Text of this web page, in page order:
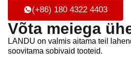
(+86) 180 4322 4403
Võta meiega
LANDU on valmis aitama teil
soovitama sobivaid tooteid.